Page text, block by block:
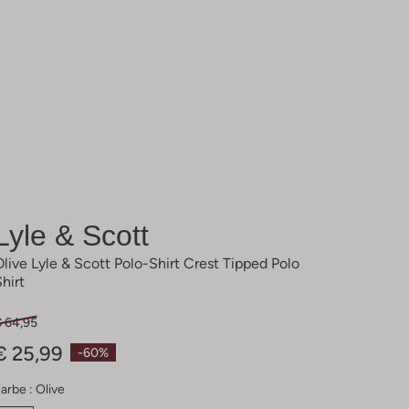
& Scott
Lyle & Scott Polo-Shirt Crest Tipped Polo
-60%
64,95
25,99
: Olive